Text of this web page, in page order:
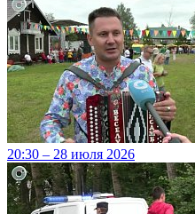
20:30 – 28 июля 2026